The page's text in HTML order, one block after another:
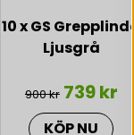
10 x GS Grepplinda
Ljusgrå
900 kr 739 kr
KÖP NU